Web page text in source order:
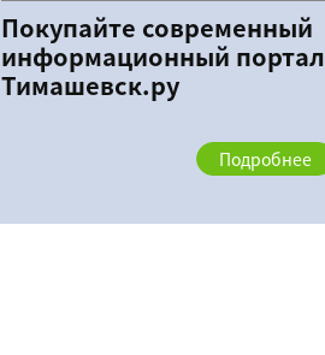
Покупайте современный
информационный портал
Тимашевск.ру
Подробнее